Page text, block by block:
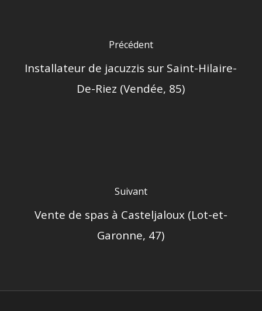
Précédent
Installateur de jacuzzis sur Saint-Hilaire-
De-Riez (Vendée, 85)
Suivant
Vente de spas à Casteljaloux (Lot-et-
Garonne, 47)